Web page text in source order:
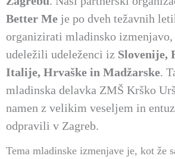
Better Meje po dveh težavnih
organizirati mladinsko izmenjavo,
udeležili udeleženci iz Slovenije,
Italije, Hrvaške in Madžarske.
mladinska delavka ZMŠ Krško
namen z velikim veseljem in
odpravili v Zagreb.
Tema mladinske izmenjave je, kot že